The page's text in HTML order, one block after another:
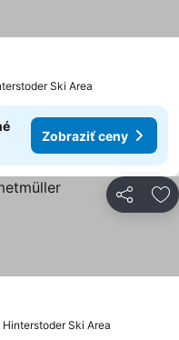
Ski Area
Zobraziť ceny
Zdieľať
Ski Area